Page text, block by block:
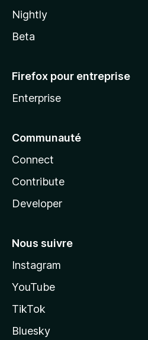
Nightly
Beta
Firefox pour entreprise
Enterprise
Communauté
Connect
Contribute
Developer
Nous suivre
Instagram
YouTube
TikTok
Bluesky